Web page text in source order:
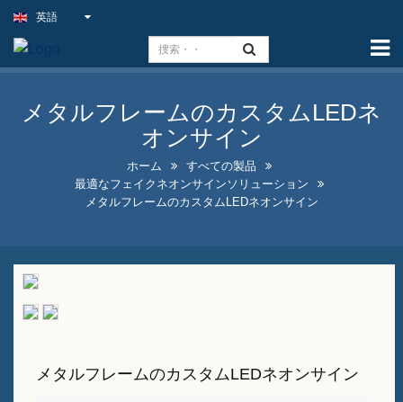
能力
スリムライトサイン
屋内ビジネス看板をお得な価
格で提供
ソリューション
目を引く酒瓶ディスプレイデ
Aフレームの黒板看板販売中
英語
メタルフレームのカスタムLEDネ
オンサイン
ホーム
すべての製品
最適なフェイクネオンサインソリューション
メタルフレームのカスタムLEDネオンサイン
メタルフレームのカスタムLEDネオンサイン